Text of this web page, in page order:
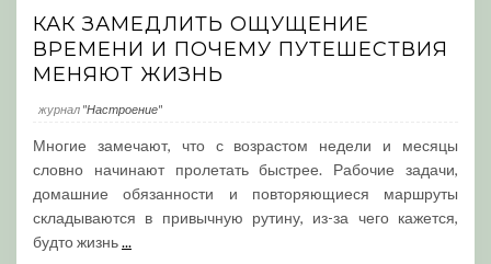
КАК ЗАМЕДЛИТЬ ОЩУЩЕНИЕ
ВРЕМЕНИ И ПОЧЕМУ ПУТЕШЕСТВИЯ
МЕНЯЮТ ЖИЗНЬ
журнал "Настроение"
Многие замечают, что с возрастом недели и месяцы
словно начинают пролетать быстрее. Рабочие задачи,
домашние обязанности и повторяющиеся маршруты
складываются в привычную рутину, из-за чего кажется,
будто жизнь...